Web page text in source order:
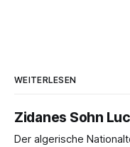
WEITERLESEN
Zidanes Sohn
Der algerische